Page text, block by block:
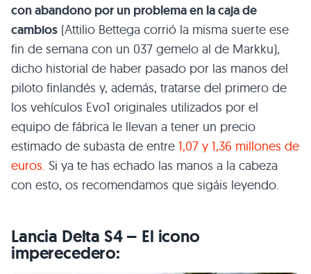
con abandono por un problema en la caja de
cambios (Attilio Bettega corrió la misma suerte ese
fin de semana con un 037 gemelo al de Markku),
dicho historial de haber pasado por las manos del
piloto finlandés y, además, tratarse del primero de
los vehículos Evo1 originales utilizados por el
equipo de fábrica le llevan a tener un precio
estimado de subasta de entre 1,07 y 1,36 millones de
euros. Si ya te has echado las manos a la cabeza
con esto, os recomendamos que sigáis leyendo.
Lancia Delta S4 – El icono
imperecedero: